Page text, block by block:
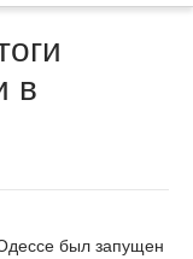
в
был запущен